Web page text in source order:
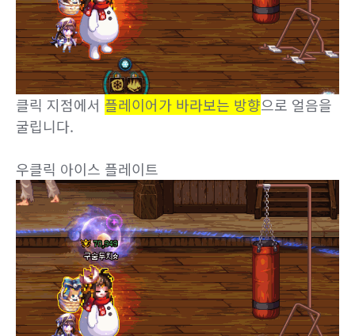
클릭 지점에서 플레이어가 바라보는 방향으로 얼음을
굴립니다.
우클릭 아이스 플레이트